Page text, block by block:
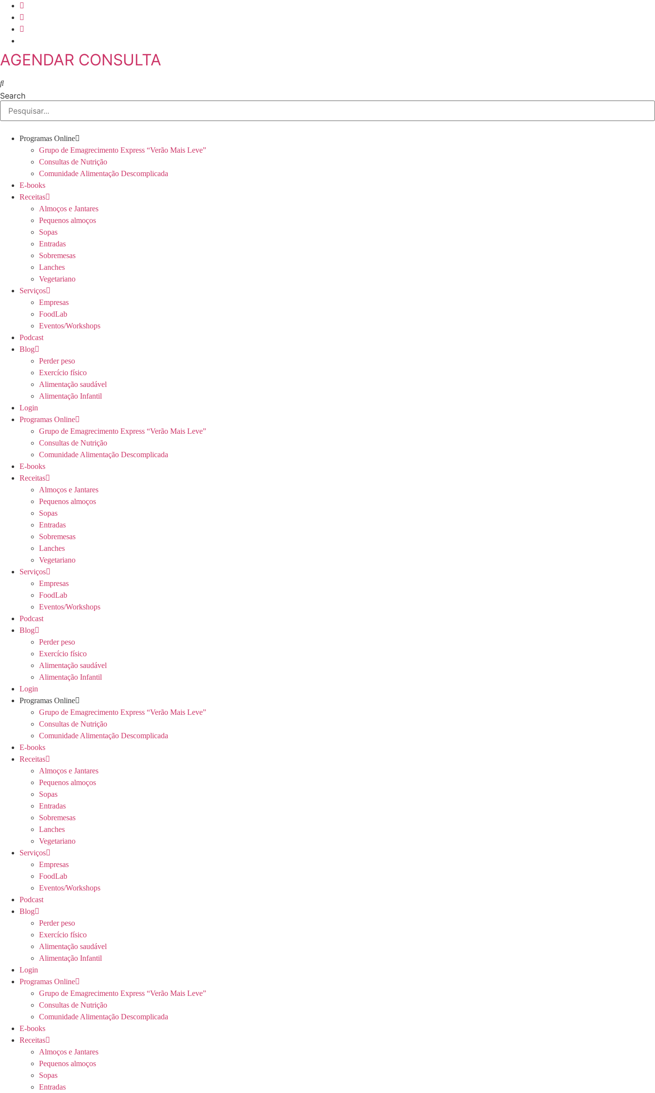
Skip
content
AGENDAR CONSULTA
Search
Programas Online
Grupo de Emagrecimento Express “Verão Mais Leve”
Consultas de Nutrição
Comunidade Alimentação Descomplicada
E-books
Receitas
Almoços e Jantares
Pequenos almoços
Sopas
Entradas
Sobremesas
Lanches
Vegetariano
Serviços
Empresas
FoodLab
Eventos/Workshops
Podcast
Blog
Perder peso
Exercício físico
Alimentação saudável
Alimentação Infantil
Login
Programas Online
Grupo de Emagrecimento Express “Verão Mais Leve”
Consultas de Nutrição
Comunidade Alimentação Descomplicada
E-books
Receitas
Almoços e Jantares
Pequenos almoços
Sopas
Entradas
Sobremesas
Lanches
Vegetariano
Serviços
Empresas
FoodLab
Eventos/Workshops
Podcast
Blog
Perder peso
Exercício físico
Alimentação saudável
Alimentação Infantil
Login
Programas Online
Grupo de Emagrecimento Express “Verão Mais Leve”
Consultas de Nutrição
Comunidade Alimentação Descomplicada
E-books
Receitas
Almoços e Jantares
Pequenos almoços
Sopas
Entradas
Sobremesas
Lanches
Vegetariano
Serviços
Empresas
FoodLab
Eventos/Workshops
Podcast
Blog
Perder peso
Exercício físico
Alimentação saudável
Alimentação Infantil
Login
Programas Online
Grupo de Emagrecimento Express “Verão Mais Leve”
Consultas de Nutrição
Comunidade Alimentação Descomplicada
E-books
Receitas
Almoços e Jantares
Pequenos almoços
Sopas
Entradas